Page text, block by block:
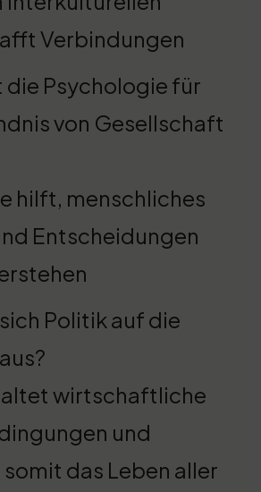
Verbindungen
die Psychologie für
von Gesellschaft
hilft, menschliches
Entscheidungen
Politik auf die
wirtschaftliche
und
das Leben aller